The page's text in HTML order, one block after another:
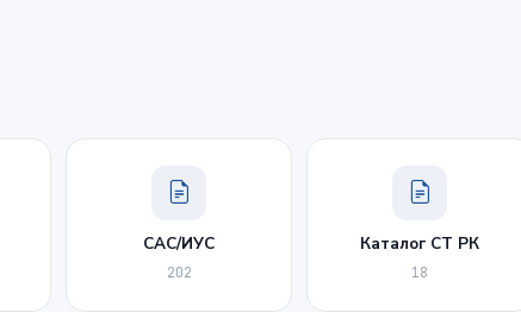
САС/ИУС
202
Каталог СТ РК
18